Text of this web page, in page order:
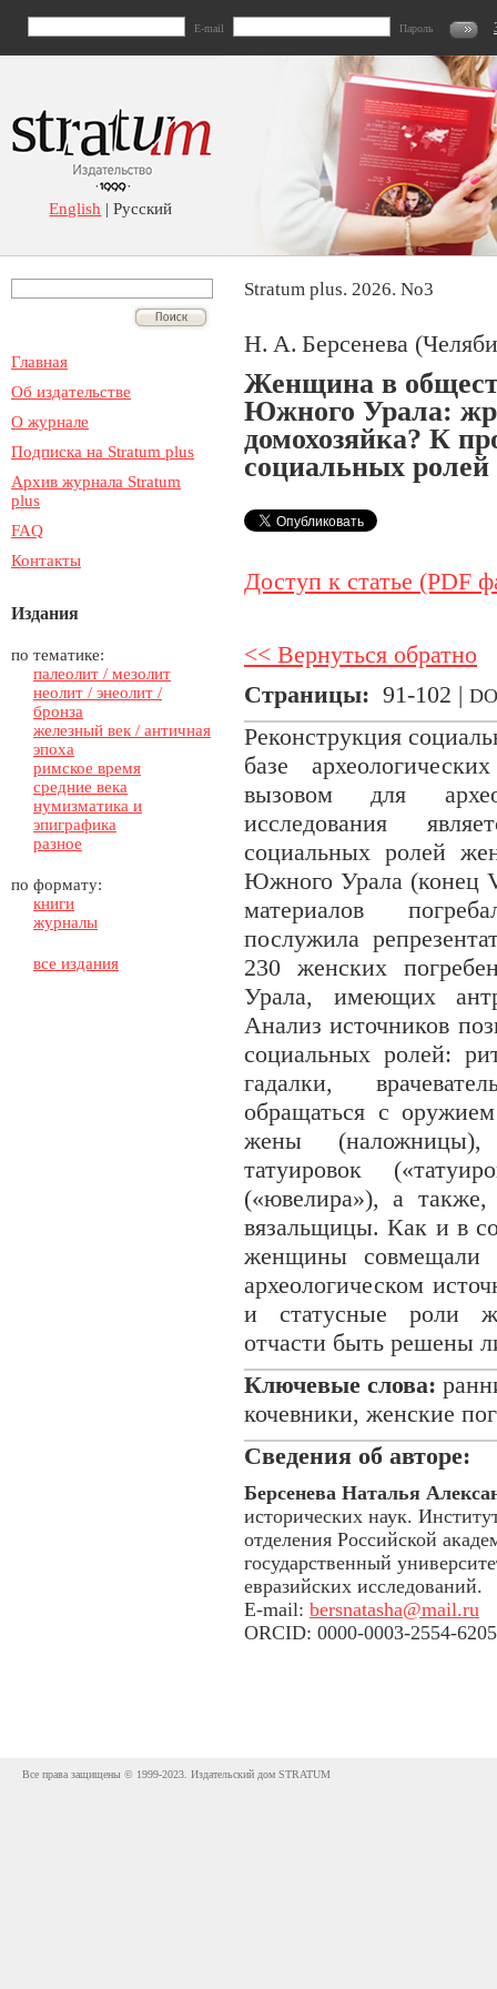
E-mail Пароль
English | Русский
Главная
Об издательстве
О журнале
Подписка на Stratum plus
Архив журнала Stratum
plus
FAQ
Контакты
Издания
по тематике:
палеолит / мезолит
неолит / энеолит /
бронза
железный век / античная
эпоха
римское время
средние века
нумизматика и
эпиграфика
разное
по формату:
книги
журналы
все издания
Stratum plus. 2026. No3
Н. А. Берсенева
Женщина в
Южного Урала:
домохозяйка? К
социальных ролей
Доступ к статье (PDF
<< Вернуться обратно
Страницы: 91-102 |
Реконструкция
базе
вызовом для
исследования
социальных ролей
Южного Урала (конец
материалов
послужила
230 женских
Урала, имеющих
Анализ источников
социальных ролей:
гадалки,
обращаться с
жены
татуировок
(«ювелира»), а
вязальщицы. Как и в
женщины совмещали
археологическом
и статусные роли
отчасти быть решены
Ключевые слова:
кочевники, женские
Сведения об авторe:
Берсенева Наталья
исторических наук.
отделения Российской
государственный
евразийских исследований.
E-mail: bersnatasha@mail.ru
ORCID: 0000-0003-2554-6205
Все права защищены © 1999-2023. Издательский дом STRATUM